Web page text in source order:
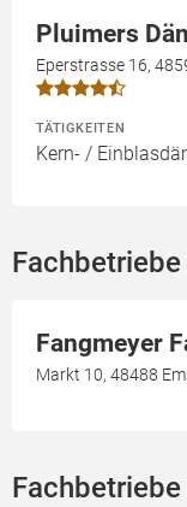
Pluimers
Eperstrasse 16,
TÄTIGKEITEN
Kern- /
Fangmeyer
Markt 10, 48488